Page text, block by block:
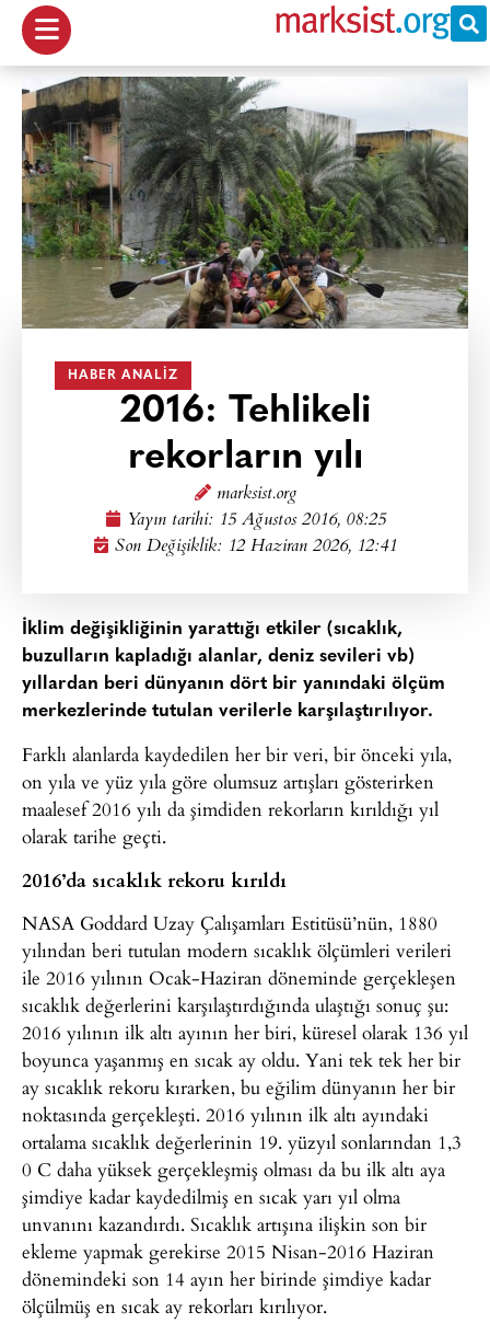
HABER ANALIZ
2016: Tehlikeli
rekorların yılı
marksist.org
Yayın tarihi: 15 Ağustos 2016, 08:25
Son Değişiklik: 12 Haziran 2026, 12:41
İklim değişikliğinin yarattığı etkiler (sıcaklık,
buzulların kapladığı alanlar, deniz sevileri vb)
yıllardan beri dünyanın dört bir yanındaki ölçüm
merkezlerinde tutulan verilerle karşılaştırılıyor.
Farklı alanlarda kaydedilen her bir veri, bir önceki yıla,
on yıla ve yüz yıla göre olumsuz artışları gösterirken
maalesef 2016 yılı da şimdiden rekorların kırıldığı yıl
olarak tarihe geçti.
2016’da sıcaklık rekoru kırıldı
NASA Goddard Uzay Çalışamları Estitüsü’nün, 1880
yılından beri tutulan modern sıcaklık ölçümleri verileri
ile 2016 yılının Ocak-Haziran döneminde gerçekleşen
sıcaklık değerlerini karşılaştırdığında ulaştığı sonuç şu:
2016 yılının ilk altı ayının her biri, küresel olarak 136 yıl
boyunca yaşanmış en sıcak ay oldu. Yani tek tek her bir
ay sıcaklık rekoru kırarken, bu eğilim dünyanın her bir
noktasında gerçekleşti. 2016 yılının ilk altı ayındaki
ortalama sıcaklık değerlerinin 19. yüzyıl sonlarından 1,3
0 C daha yüksek gerçekleşmiş olması da bu ilk altı aya
şimdiye kadar kaydedilmiş en sıcak yarı yıl olma
unvanını kazandırdı. Sıcaklık artışına ilişkin son bir
ekleme yapmak gerekirse 2015 Nisan-2016 Haziran
dönemindeki son 14 ayın her birinde şimdiye kadar
ölçülmüş en sıcak ay rekorları kırılıyor.